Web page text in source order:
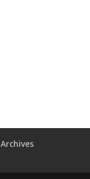
Archives